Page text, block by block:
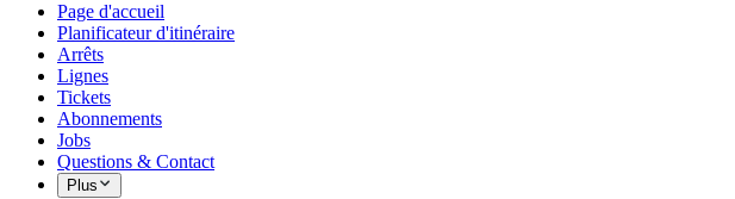
Page d'accueil
Planificateur d'itinéraire
Arrêts
Lignes
Tickets
Abonnements
Jobs
Questions & Contact
Plus